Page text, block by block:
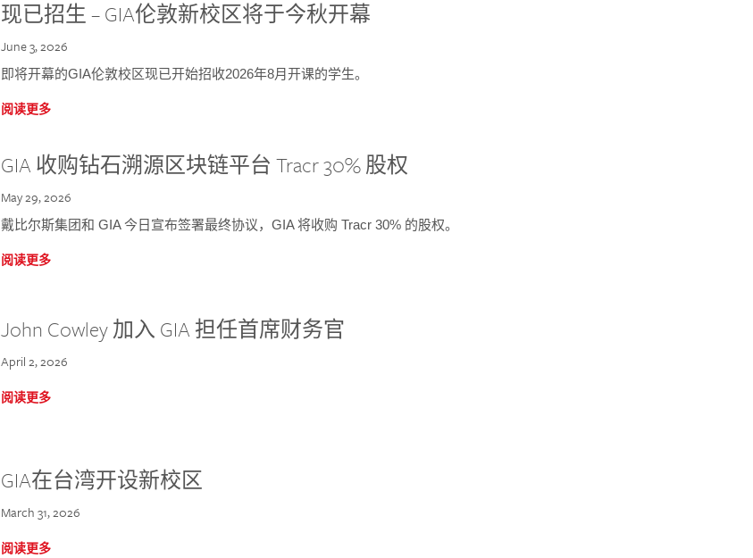
现已招生 – GIA伦敦新校区将于今秋开幕
June 3, 2026
即将开幕的GIA伦敦校区现已开始招收2026年8月开课的学生。
阅读更多
GIA 收购钻石溯源区块链平台 Tracr 30% 股权
May 29, 2026
戴比尔斯集团和 GIA 今日宣布签署最终协议，GIA 将收购 Tracr 30% 的股权。
阅读更多
John Cowley 加入 GIA 担任首席财务官
April 2, 2026
阅读更多
GIA在台湾开设新校区
March 31, 2026
阅读更多